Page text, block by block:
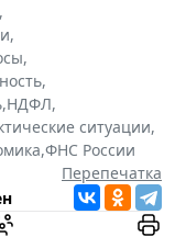
,
,
,
,
,НДФЛ,
ситуации,
,ФНС России
Перепечатка